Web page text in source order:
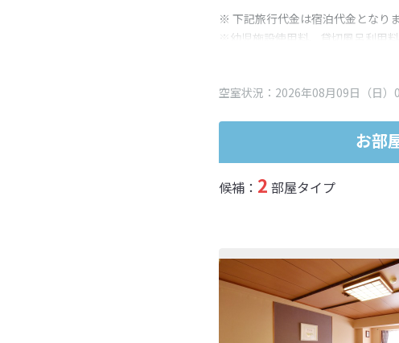
※ 下記旅行代金は宿泊代金となりま
※幼児施設使用料、貸切風呂利用
空室状況：2026年08月09日（日）
お部
候補： 2 部屋タイプ